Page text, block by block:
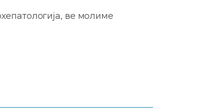
ве молиме